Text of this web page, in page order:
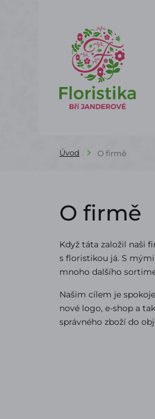
Úvod O firmě
O firmě
Když táta založil naši
s floristikou já. S
mnoho dalšího
Našim cílem je
nové logo, e-shop a
správného zboží do